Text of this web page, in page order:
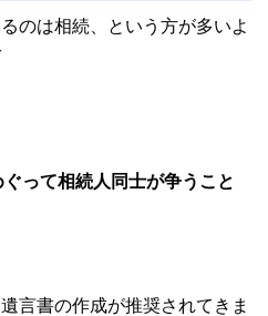
のは相続、という方が多いよ
って相続人同士が争うこと
言書の作成が推奨されてきま